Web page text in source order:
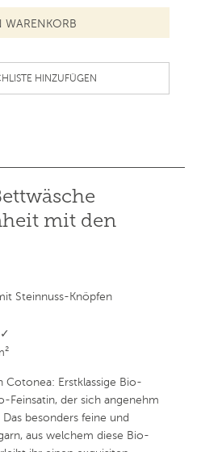
HINZUFÜGEN
mit den
Steinnuss-Knöpfen
✓
Cotonea: Erstklassige Bio-
Feinsatin, der sich angenehm
besonders feine und
aus welchem diese Bio-